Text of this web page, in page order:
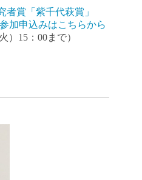
者賞「紫千代萩賞」
加申込みはこちらから
）15：00まで）